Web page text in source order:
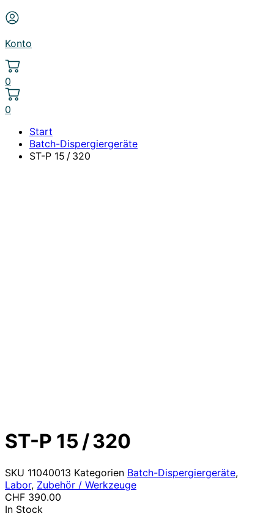
Konto
0
0
Start
Batch-Dispergiergeräte
ST-P 15 / 320
ST-P 15 / 320
SKU 11040013 Kategorien Batch-Dispergiergeräte,
Labor, Zubehör / Werkzeuge
CHF 390.00
In Stock